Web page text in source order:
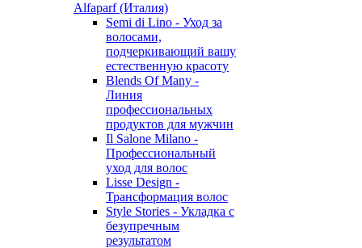
Alfaparf (Италия)
Semi di Lino - Уход за
волосами,
подчеркивающий вашу
естественную красоту
Blends Of Many -
Линия
профессиональных
продуктов для мужчин
Il Salone Milano -
Профессиональный
уход для волос
Lisse Design -
Трансформация волос
Style Stories - Укладка с
безупречным
результатом